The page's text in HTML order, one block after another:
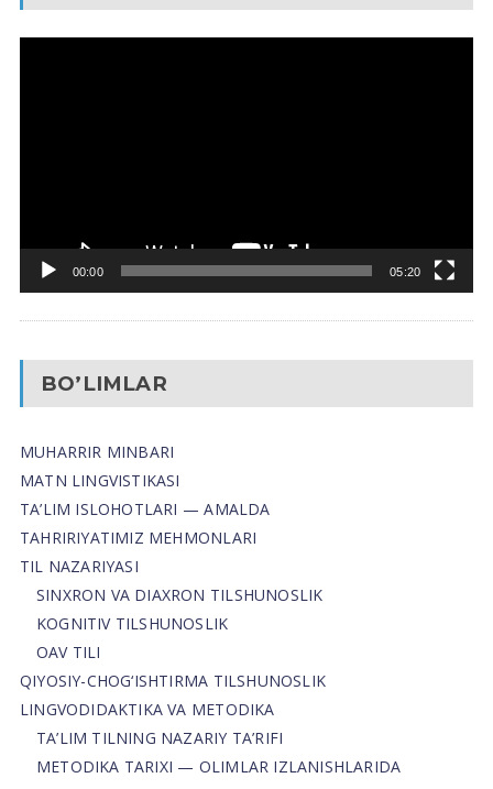
00:00 05:20
BO’LIMLAR
MUHARRIR MINBARI
MATN LINGVISTIKASI
TA’LIM ISLOHOTLARI — AMALDA
TAHRIRIYATIMIZ MEHMONLARI
TIL NAZARIYASI
SINXRON VA DIAXRON TILSHUNOSLIK
KOGNITIV TILSHUNOSLIK
OAV TILI
QIYOSIY-CHOG‘ISHTIRMA TILSHUNOSLIK
LINGVODIDAKTIKA VA METODIKA
TA’LIM TILNING NAZARIY TA’RIFI
METODIKA TARIXI — OLIMLAR IZLANISHLARIDA